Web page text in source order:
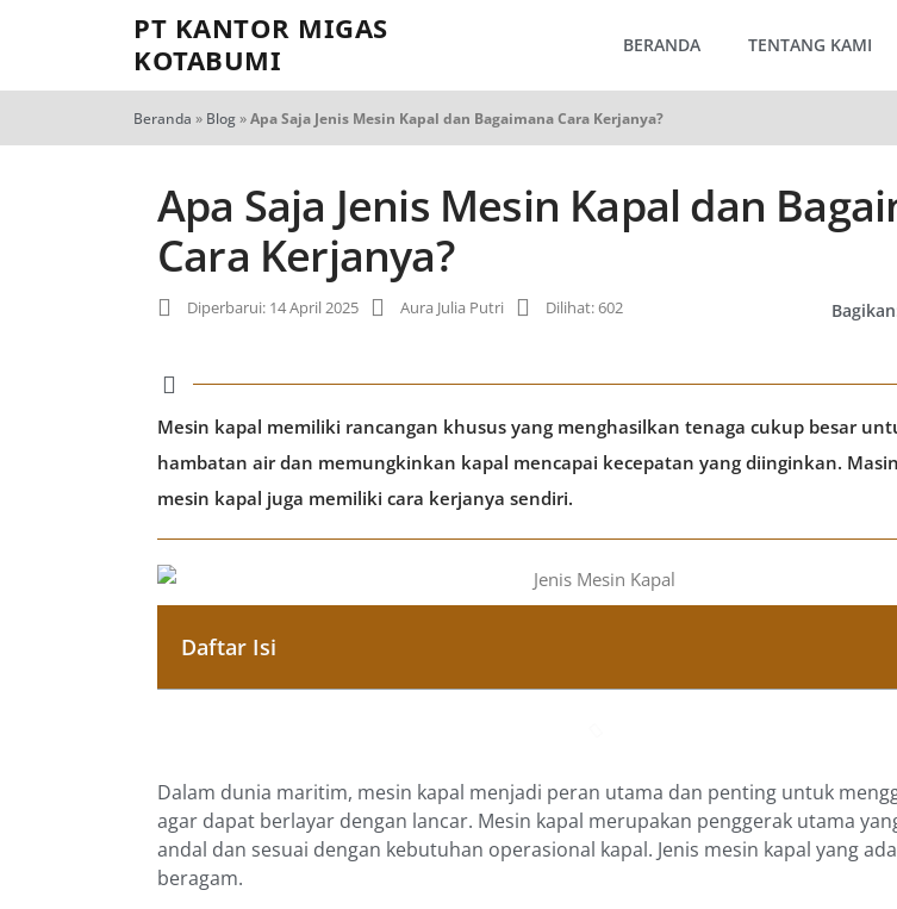
PT KANTOR MIGAS
KOTABUMI
BERANDA TENTANG KAMI
Beranda » Blog»Apa Saja Jenis Mesin Kapal dan Bagaimana Cara Kerjanya?
Apa Saja Jenis Mesin Kapal dan
Cara Kerjanya?
Diperbarui: 14 April 2025 Aura Julia Putri Dilihat: 602
Mesin kapal memiliki rancangan khusus yang menghasilkan tenaga cukup besar
hambatan air dan memungkinkan kapal mencapai kecepatan yang diinginkan.
mesin kapal juga memiliki cara kerjanya sendiri.
Daftar Isi
Dalam dunia maritim, mesin kapal menjadi peran utama dan penting untuk
agar dapat berlayar dengan lancar. Mesin kapal merupakan penggerak utama
andal dan sesuai dengan kebutuhan operasional kapal. Jenis mesin kapal yang
beragam.